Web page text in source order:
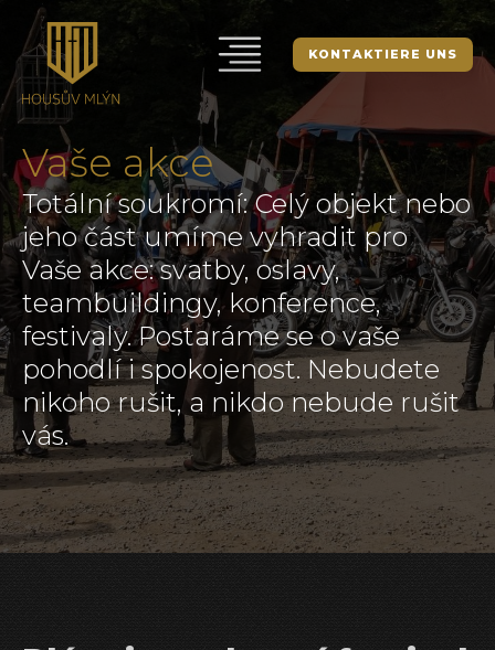
KONTAKTIERE UNS
Vaše akce
Totální soukromí: Celý objekt nebo
jeho část umíme vyhradit pro
Vaše akce: svatby, oslavy,
teambuildingy, konference,
festivaly. Postaráme se o vaše
pohodlí i spokojenost. Nebudete
nikoho rušit, a nikdo nebude rušit
vás.